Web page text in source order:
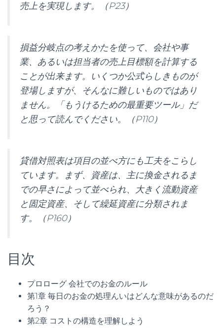
売上を実現します。（P23）
損益分岐点の考えかたを使って、会社や事
業、あるいは担当者の売上目標額を計算する
ことが出来ます。いくつか公式らしきものが
登場しますが、そんなに難しいものではあり
ません。「もうけるための最重要ツール」だ
と思って読んでください。（P110）
貸借対照表は項目の並べ方にも工夫をこらし
ています。まず、資産は、主に換金されるま
での早さによって並べられ、大きく流動資産
と固定資産、そして繰延資産に分類されま
す。（P160）
目次
プロローグ 会社でのお金のルール
第1章 毎日のお金の処理んいはどんな意味があるのだ
ろう？
第2章 コストの構造を理解しよう